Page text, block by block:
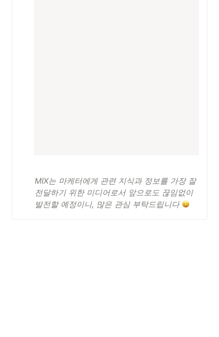
MIX는 마케터에게 관련 지식과 정보를 가장 잘
전달하기 위한 미디어로서 앞으로도 끊임없이
발전할 예정이니, 많은 관심 부탁드립니다